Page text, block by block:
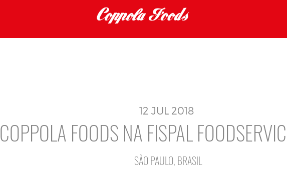
12 JUL 2018
COPPOLA FOODS NA FISPAL
SÃO PAULO, BRASIL